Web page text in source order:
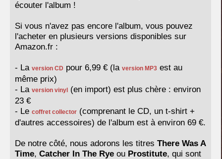
écouter l'album !
Si vous n'avez pas encore l'album, vous pouvez
l'acheter en plusieurs versions disponibles sur
Amazon.fr :
- La version CD pour 6,99 € (la version MP3 est au
même prix)
- La version vinyl
(en import) est plus chère : environ
23 €
- Le coffret collector (comprenant le CD, un t-shirt +
d'autres accessoires) de l'album est à environ 69 €.
De notre côté, nous adorons les titres There Was A
Time, Catcher In The Rye ou Prostitute, qui sont